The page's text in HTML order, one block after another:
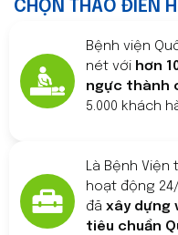
CHỌN THẢO ĐIỀN
Bệnh viện
nét với hơn
ngực thành
5.000 khách
Là Bệnh
hoạt động
đã xây dựng
tiêu chuẩn